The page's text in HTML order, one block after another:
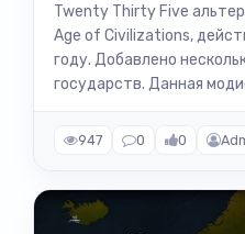
Twenty Thirty Five
Age of Civilizations,
году. Добавлено
государств. Данная
947 0 0